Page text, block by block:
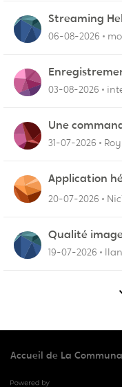
Streaming
06-08-2026
03-08-2026
Une
31-07-2026
Application
20-07-2026
Qualité
19-07-2026
Accueil de La